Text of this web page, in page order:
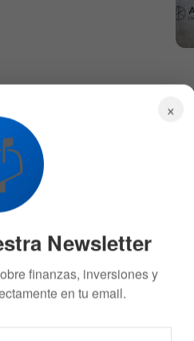
×
Newsletter
finanzas, inversiones y
en tu email.